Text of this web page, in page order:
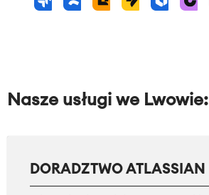
Nasze usługi we Lwowie:
DORADZTWO ATLASSIAN